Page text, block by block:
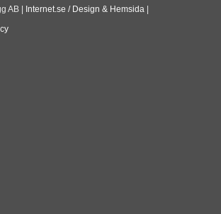
AB | Internet.se / Design & Hemsida|